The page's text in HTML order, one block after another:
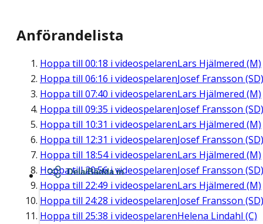
Anförandelista
Hoppa till 00:18 i videospelarenLars Hjälmered (M)
Hoppa till 06:16 i videospelarenJosef Fransson (SD)
Hoppa till 07:40 i videospelarenLars Hjälmered (M)
Hoppa till 09:35 i videospelarenJosef Fransson (SD)
Hoppa till 10:31 i videospelarenLars Hjälmered (M)
Hoppa till 12:31 i videospelarenJosef Fransson (SD)
Hoppa till 18:54i videospelarenLars Hjälmered (M)
Hoppa till20:56i videospelarenJosef Fransson (SD)
Hoppa till 22:49 i videospelarenLars Hjälmered (M)
Hoppa till 24:28 i videospelarenJosef Fransson (SD)
Hoppa till 25:38 i videospelarenHelena Lindahl (C)
Dela/Bädda in